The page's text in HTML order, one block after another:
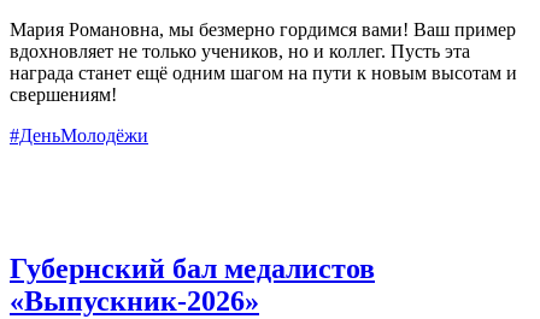
Мария Романовна, мы безмерно гордимся вами! Ваш пример
вдохновляет не только учеников, но и коллег. Пусть эта
награда станет ещё одним шагом на пути к новым высотам и
свершениям!
#ДеньМолодёжи
Губернский бал медалистов
«Выпускник-2026»